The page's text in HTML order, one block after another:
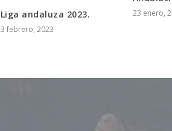
Liga andaluza 2023.
3 febrero, 2023
23 enero,